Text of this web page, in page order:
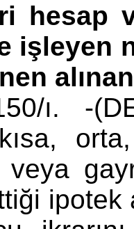
hesap
işleyen
ı. -
ipotek